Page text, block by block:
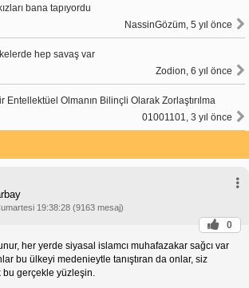
bana tapıyordu
NassinGözüm, 5 yıl önce
hep savaş var
Zodion, 6 yıl önce
Entellektüel Olmanın Bilinçli Olarak Zorlaştırılma
01001101, 3 yıl önce
19:38:28 (9163 mesaj)
0
her yerde siyasal islamcı muhafazakar sağcı var
bu ülkeyi medenieytle tanıştıran da onlar, siz
bu gerçekle yüzleşin.